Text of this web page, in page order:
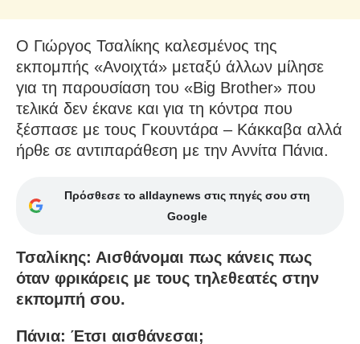
Ο Γιώργος Τσαλίκης καλεσμένος της
εκπομπής «Ανοιχτά» μεταξύ άλλων μίλησε
για τη παρουσίαση του «Big Brother» που
τελικά δεν έκανε και για τη κόντρα που
ξέσπασε με τους Γκουντάρα – Κάκκαβα αλλά
ήρθε σε αντιπαράθεση με την Αννίτα Πάνια.
Πρόσθεσε το alldaynews στις πηγές σου στη
Google
Τσαλίκης: Αισθάνομαι πως κάνεις πως
όταν φρικάρεις με τους τηλεθεατές στην
εκπομπή σου.
Πάνια: Έτσι αισθάνεσαι;